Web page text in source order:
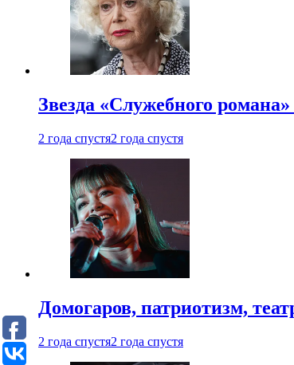
Звезда «Служебного
2 года спустя2 года спустя
Домогаров, патриотизм,
2 года спустя2 года спустя